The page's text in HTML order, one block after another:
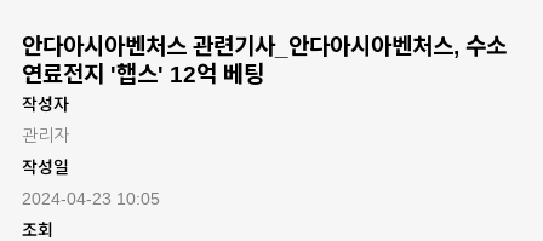
안다아시아벤처스 관련기사_안다아시아벤처스, 수소
연료전지 '햅스' 12억 베팅
작성자
관리자
작성일
2024-04-23 10:05
조회